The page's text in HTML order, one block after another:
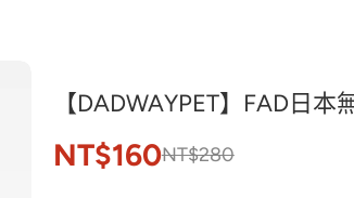
【DADWAYPET】FAD日
NT$160NT$280